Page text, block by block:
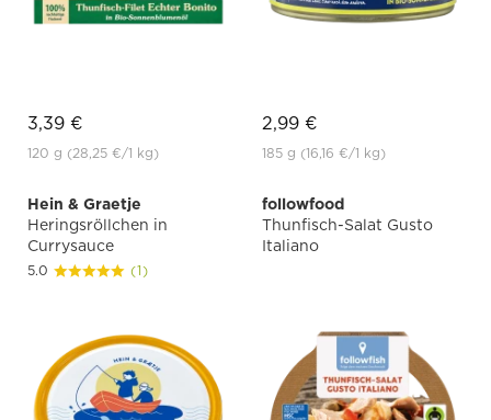
3,39 €
120 g (28,25 €/1 kg)
2,99 €
185 g (16,16 €/1 kg)
Hein & Graetje
Heringsröllchen in
Currysauce
5.0 (1)
followfood
Thunfisch-Salat Gusto
Italiano